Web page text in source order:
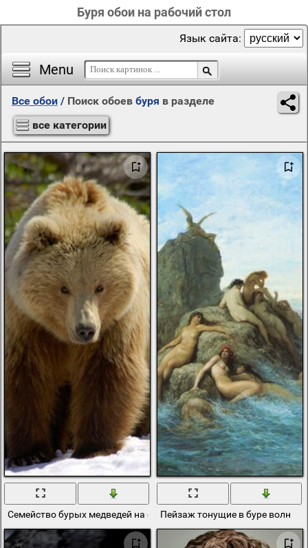
Буря обои на рабочий стол
Menu
Язык сайта:
Все обои / Поиск обоев буря в разделе
все категории
Семейство бурых медведей на снегуПейзаж тонущие в буре волн